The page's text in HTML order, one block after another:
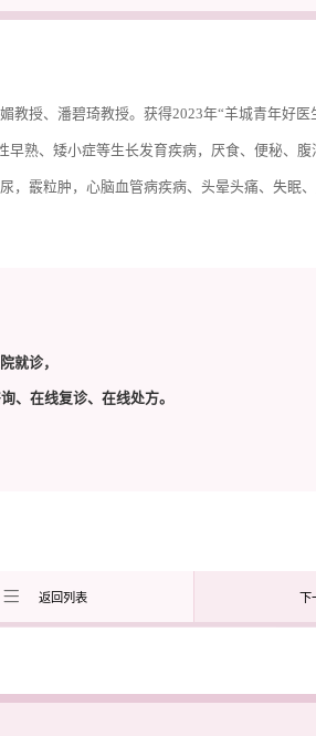
授、潘碧琦教授。获得2023年“羊城青年好医
熟、矮小症等生长发育疾病，厌食、便秘、
，霰粒肿，心脑血管病疾病、头晕头痛、失眠
就诊，
、在线复诊、在线处方。
返回列表 下